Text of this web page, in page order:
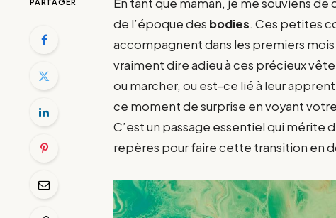
de l’époque des bodies. Ces petites
accompagnent dans les premiers
vraiment dire adieu à ces précieux
ou marcher, ou est-ce lié à leur
ce moment de surprise en voyant
C’est un passage essentiel qui mérite
repères pour faire cette transition en